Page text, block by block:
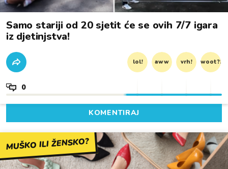
Samo stariji od 20 sjetit će se ovih 7/7 igara
iz djetinjstva!
lol! aww vrh! woot?!
0
KOMENTIRAJ
MUŠKO ILI ŽENSKO?